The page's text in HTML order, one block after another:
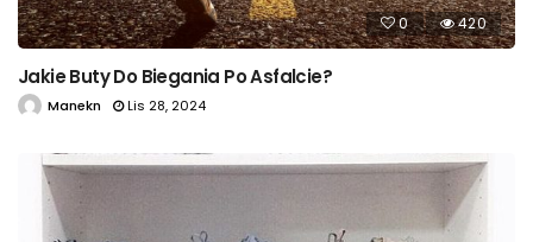
0 420
Jakie Buty Do Biegania Po Asfalcie?
Manekn Lis 28, 2024